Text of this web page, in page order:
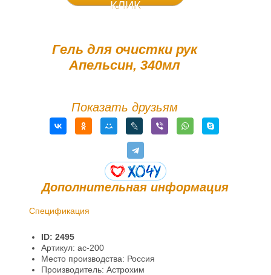
Гель для очистки рук
Апельсин, 340мл
КЛИК
Показать друзьям
Дополнительная информация
Спецификация
Гарантии и возврат
Информация
ID: 2495
Артикул: ac-200
Место производства: Россия
Производитель: Астрохим